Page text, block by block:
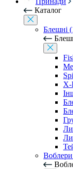
Каталог
Блешні
X-